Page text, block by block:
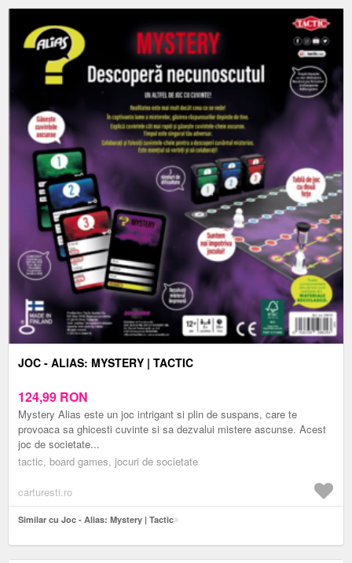
JOC - ALIAS: MYSTERY | TACTIC
124,99 RON
Mystery Alias este un joc intrigant si plin de suspans, care te
provoaca sa ghicesti cuvinte si sa dezvalui mistere ascunse. Acest
joc de societate...
tactic, board games, jocuri de societate
carturesti.ro
Similar cu Joc - Alias: Mystery | Tactic